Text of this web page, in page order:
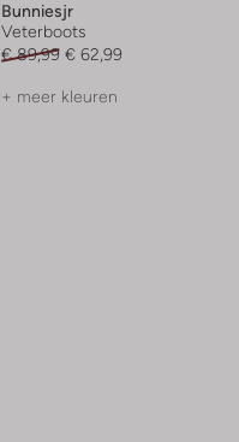
Bunniesjr
Veterboots
€ 89,99 € 62,99
+ meer kleuren